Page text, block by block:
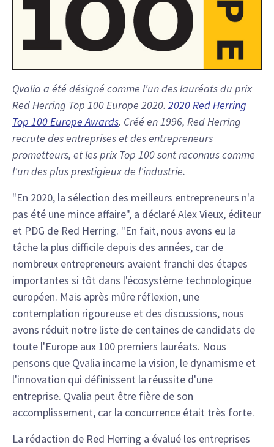
Qvalia a été désigné comme l'un des lauréats du prix
Red Herring Top 100 Europe 2020. 2020 Red Herring
Top 100 Europe Awards. Créé en 1996, Red Herring
recrute des entreprises et des entrepreneurs
prometteurs, et les prix Top 100 sont reconnus comme
l'un des plus prestigieux de l'industrie.
"En 2020, la sélection des meilleurs entrepreneurs n'a
pas été une mince affaire", a déclaré Alex Vieux, éditeur
et PDG de Red Herring. "En fait, nous avons eu la
tâche la plus difficile depuis des années, car de
nombreux entrepreneurs avaient franchi des étapes
importantes si tôt dans l'écosystème technologique
européen. Mais après mûre réflexion, une
contemplation rigoureuse et des discussions, nous
avons réduit notre liste de centaines de candidats de
toute l'Europe aux 100 premiers lauréats. Nous
pensons que Qvalia incarne la vision, le dynamisme et
l'innovation qui définissent la réussite d'une
entreprise. Qvalia peut être fière de son
accomplissement, car la concurrence était très forte.
La rédaction de Red Herring a évalué les entreprises